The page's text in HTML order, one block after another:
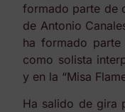
formado parte de
de Antonio
ha formado
como solista
y en la “Misa
Ha salido de gira